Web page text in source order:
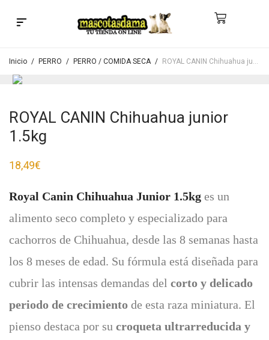
Inicio / PERRO / PERRO / COMIDA SECA / ROYAL CANIN Chihuahua junior 1.5kg
ROYAL CANIN Chihuahua junior
1.5kg
18,49€
Royal Canin Chihuahua Junior 1.5kg es un
alimento seco completo y especializado para
cachorros de Chihuahua, desde las 8 semanas hasta
los 8 meses de edad. Su fórmula está diseñada para
cubrir las intensas demandas del corto y delicado
periodo de crecimiento de esta raza miniatura. El
pienso destaca por su croqueta ultrarreducida y